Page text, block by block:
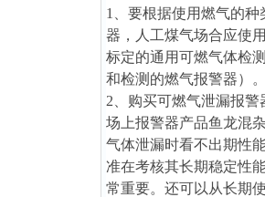
1、要根据使用燃气的
器，人工煤气场合应使
标定的通用可燃气体检
和检测的燃气报警器）
2、购买可燃气泄漏报
场上报警器产品鱼龙混
气体泄漏时看不出期性
准在考核其长期稳定性
常重要。还可以从长期